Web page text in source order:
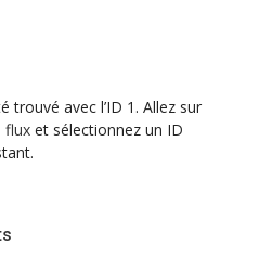
trouvé avec l’ID 1. Allez sur
flux et sélectionnez un ID